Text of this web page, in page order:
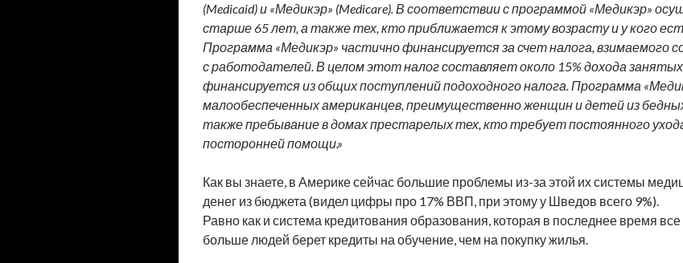
(Medicaid) и «Медикэр» (Medicare). В соответствии с программой «Медикэр»
старше 65 лет, а также тех, кто приближается к этому возрасту и у кого
Программа «Медикэр» частично финансируется за счет налога, взимаемого
с работодателей. В целом этот налог составляет около 15% дохода
финансируется из общих поступлений подоходного налога. Программа
малообеспеченных американцев, преимущественно женщин и детей из
также пребывание в домах престарелых тех, кто требует постоянного
посторонней помощи.»
Как вы знаете, в Америке сейчас большие проблемы из-за этой их системы
денег из бюджета (видел цифры про 17% ВВП, при этому у Шведов всего 9%).
Равно как и система кредитования образования, которая в последнее время
больше людей берет кредиты на обучение, чем на покупку жилья.